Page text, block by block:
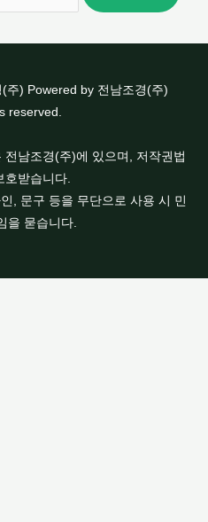
) Powered by 전남조경(주)
reserved.
남조경(주)에 있으며, 저작권법
호받습니다.
, 문구 등을 무단으로 사용 시 민
을 묻습니다.